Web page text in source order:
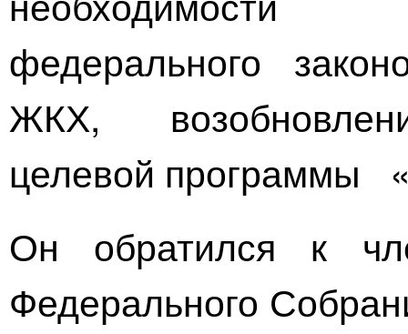
федерального
ЖКХ,
целевой программы
Он обратился к
Федерального